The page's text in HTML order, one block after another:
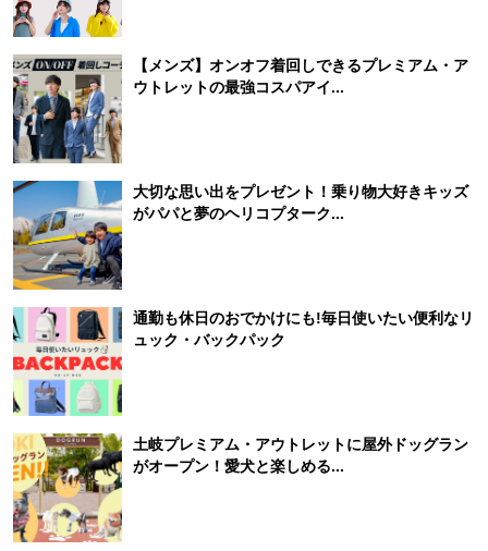
【メンズ】オンオフ着回しできるプレミアム・ア
ウトレットの最強コスパアイ...
大切な思い出をプレゼント！乗り物大好きキッズ
がパパと夢のヘリコプターク...
通勤も休日のおでかけにも!毎日使いたい便利なリ
ュック・バックパック
土岐プレミアム・アウトレットに屋外ドッグラン
がオープン！愛犬と楽しめる...